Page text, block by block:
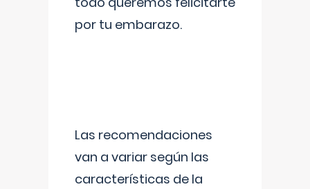
por tu embarazo.
Las recomendaciones
van a variar según las
características de la